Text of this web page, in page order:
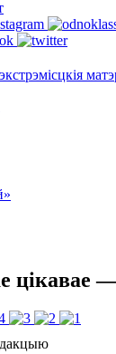
экстрэмісцкія
цікавае